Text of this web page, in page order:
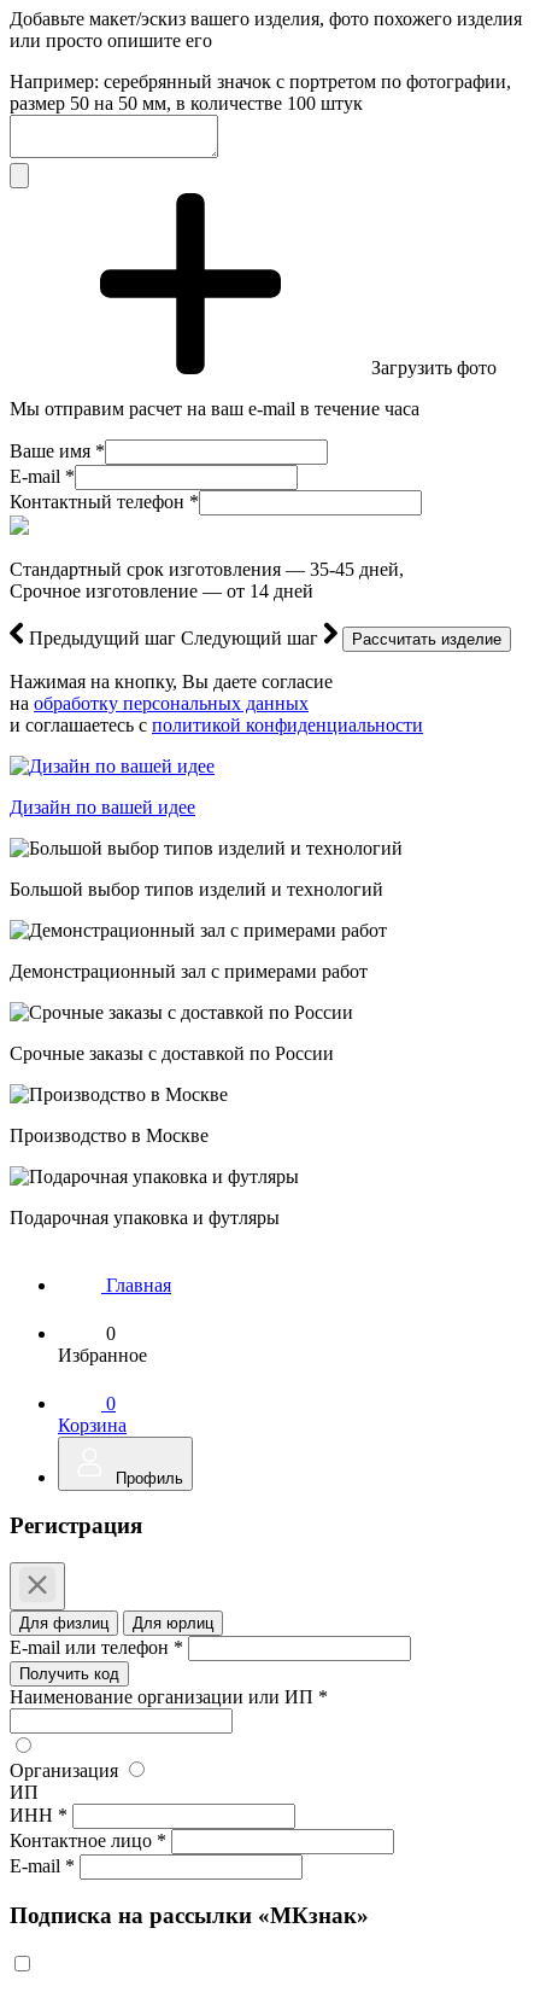
Добавьте макет/эскиз вашего изделия, фото похожего изделия
или просто опишите его
Например: серебрянный значок с портретом по фотографии,
размер 50 на 50 мм, в количестве 100 штук
Загрузить фото
Мы отправим расчет на ваш e-mail в течение часа
Ваше имя *
E-mail *
Контактный телефон *
Стандартный срок изготовления — 35-45 дней,
Срочное изготовление — от 14 дней
Предыдущий шаг Следующий шаг
Нажимая на кнопку, Вы даете согласие
на обработку персональных данных
и соглашаетесь с политикой конфиденциальности
Дизайн по вашей идее
Большой выбор типов изделий и технологий
Демонстрационный зал с примерами работ
Срочные заказы с доставкой по России
Производство в Москве
Подарочная упаковка и футляры
Главная
0
Избранное
0
Корзина
Профиль
Регистрация
Для физлиц Для юрлиц
E-mail или телефон *
Получить код
Наименование организации или ИП *
Организация
ИП
ИНН *
Контактное лицо *
E-mail *
Подписка на рассылки «МКзнак»